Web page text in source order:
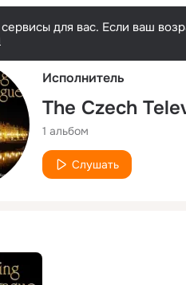
для вас. Если ваш
Исполнитель
The Czech
1 альбом
Слушать